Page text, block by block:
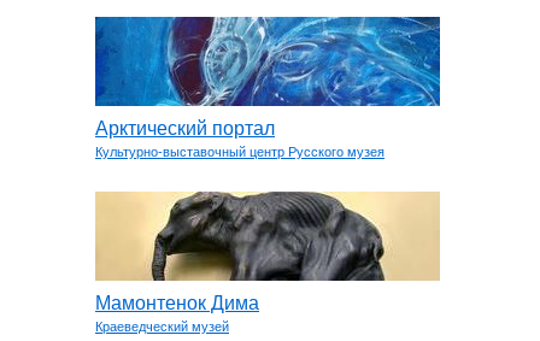
Арктический портал
Культурно-выставочный центр Русского музея
Мамонтенок Дима
Краеведческий музей